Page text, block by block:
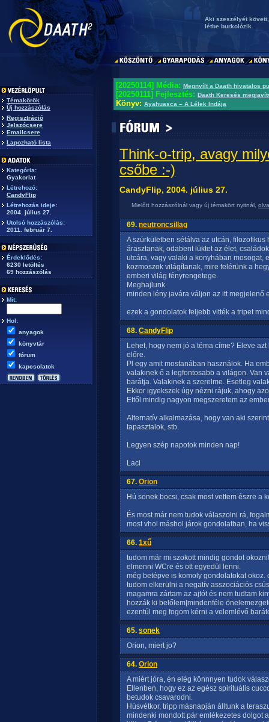
Aki szeszélyét
létbe burkolózik.
Témakörök
Új hozzászólás
Regisztráció
Jelszócsere
Emailcsere
Lapozható lista
Kategória:
Gyakorlat
Létrehozó:
CandyFlip
Létrehozás ideje:
2004. július 27.
Utolsó hozzászólás:
2011. február 7.
Érdeklődés:
6230 letöltés
69 hozzászólás
Mit:
Hol:
anyagok
könyvtár
fórum
kapcsolatok
[20250114] Média: Megnyílt a Daath hivatalos
[20250111] Fejlesztés: Daath Keresés
Könyv: Ayahuasca – A Lélek Indája
Think-o-trip, avagy
csőbe :-)
CandyFlip, 2004. július 27.
Mielőtt hozzászólnál vagy új témakört nyitnál,
69. neutroncsillag
A szürkületben sétálva az utcán,
árasztanak, odabent lüktet az élet,
utcára, vagy valaki a konyhában mosogat,
kozmoszok világítanak, mire felérünk a
emberi világ fényrengetege.
Meghajlunk
minden lény javára váljon az itt megjelenő
ezek a gondolatok feljebb vitték a tripet
68. CandyFlip
Lehet, hogy nem jó a téma címe? Eleve
előre.
Pl egy amit mostanában használok. Ha
valakinek ő a legfontosabb a világon. Van
barátja. Valakinek a szerelme. Esetleg
Ekkor igyekszek úgy nézni rájuk, ahogy
Ettől mindig nagyon megszeretem az
Alternatív alkalmazása, hogy van aki
tapasztalok, stb.
Legyen szép napotok minden nap!
Laci
67. Orion
Hú sonek bocsi, csak most vettem észre a
És most már nem tudok válaszolni rá,
most vhol máshol járok gondolatban, ha
66. 1xű
tudom már mi szokott mindig gondot okozni!
elmenni WCre és ott egyedül lenni.
még betépve is komoly gondolatokat
tudom elkerülni a negatív asszociációs
magamra zártam az ajtót és nem tudtam
hozzák ki belőlem[mindenféle
ezentúl meg fogom kérni a velemlévő
65. sonek
Orion, miert jo?
64. Orion
A miért jóra, én elég könnnyen tudok
Ellenben, hogy ez az egész spirituális
betudok csavarodni.
Húsvétkor, tripp másnapján álltunk a
mindenki mondott pár emlékezetes dolgot